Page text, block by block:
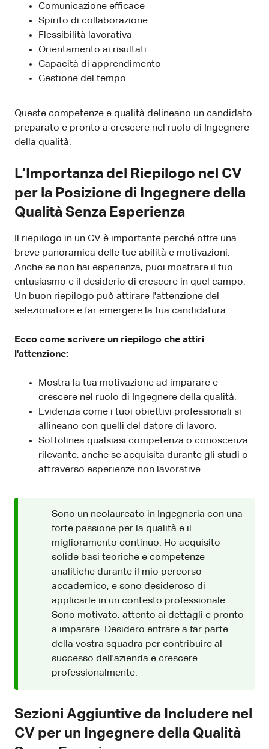
Comunicazione efficace
Spirito di collaborazione
Flessibilità lavorativa
Orientamento ai risultati
Capacità di apprendimento
Gestione del tempo
Queste competenze e qualità delineano un candidato
preparato e pronto a crescere nel ruolo di Ingegnere
della qualità.
L'Importanza del Riepilogo nel CV
per la Posizione di Ingegnere della
Qualità Senza Esperienza
Il riepilogo in un CV è importante perché offre una
breve panoramica delle tue abilità e motivazioni.
Anche se non hai esperienza, puoi mostrare il tuo
entusiasmo e il desiderio di crescere in quel campo.
Un buon riepilogo può attirare l'attenzione del
selezionatore e far emergere la tua candidatura.
Ecco come scrivere un riepilogo che attiri
l'attenzione:
Mostra la tua motivazione ad imparare e
crescere nel ruolo di Ingegnere della qualità.
Evidenzia come i tuoi obiettivi professionali si
allineano con quelli del datore di lavoro.
Sottolinea qualsiasi competenza o conoscenza
rilevante, anche se acquisita durante gli studi o
attraverso esperienze non lavorative.
Sono un neolaureato in Ingegneria con una
forte passione per la qualità e il
miglioramento continuo. Ho acquisito
solide basi teoriche e competenze
analitiche durante il mio percorso
accademico, e sono desideroso di
applicarle in un contesto professionale.
Sono motivato, attento ai dettagli e pronto
a imparare. Desidero entrare a far parte
della vostra squadra per contribuire al
successo dell'azienda e crescere
professionalmente.
Sezioni Aggiuntive da Includere nel
CV per un Ingegnere della Qualità